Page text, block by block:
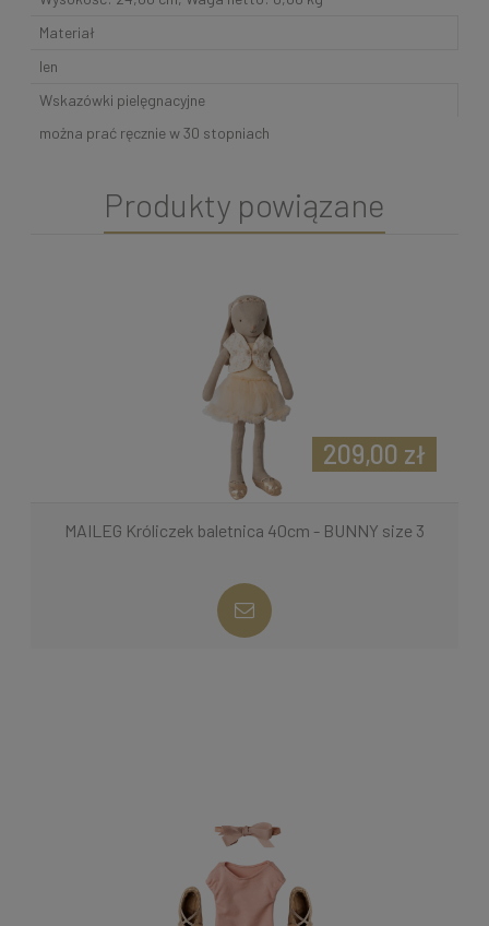
Materiał
len
Wskazówki pielęgnacyjne
można prać ręcznie w 30 stopniach
Produkty powiązane
MAILEG Króliczek baletnica 40cm - BUNNY size 3
209,00 zł